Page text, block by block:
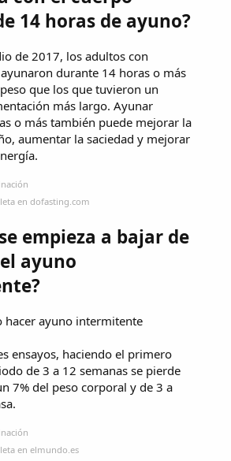
14 horas de ayuno?
de 2017, los adultos con
durante 14 horas o más
que los que tuvieron un
más largo. Ayunar
o más también puede mejorar la
aumentar la saciedad y mejorar
en dofasting.com
empieza a bajar de
ayuno
hacer ayuno intermitente
ensayos, haciendo el primero
de 3 a 12 semanas se pierde
7% del peso corporal y de 3 a
en elmundo.es